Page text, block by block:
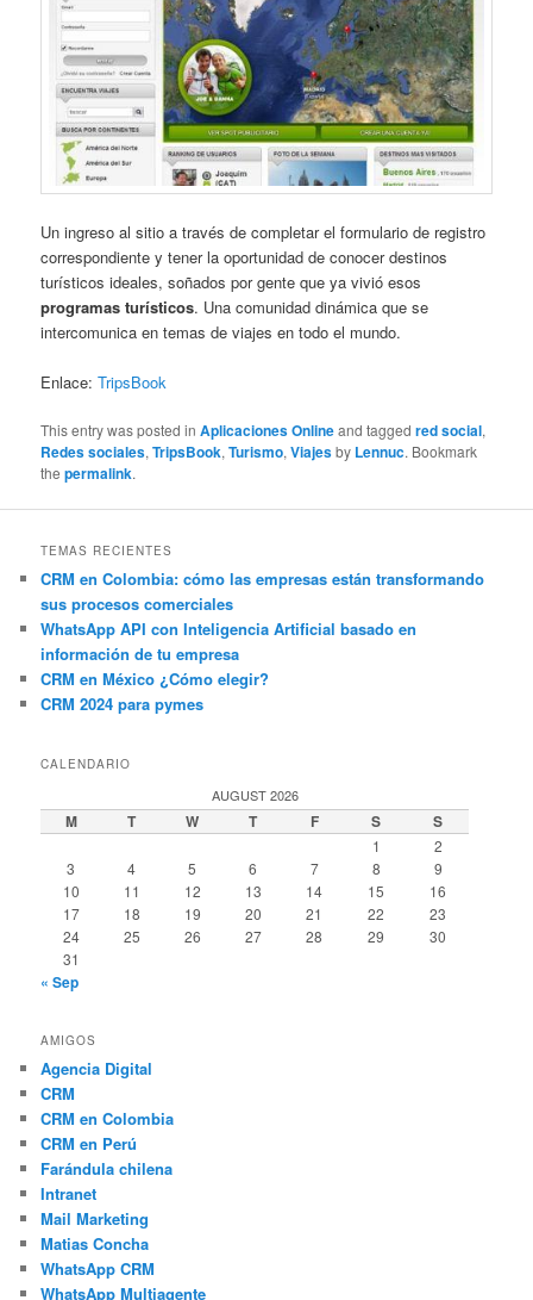
Un ingreso al sitio a través de completar el formulario de registro
correspondiente y tener la oportunidad de conocer destinos
turísticos ideales, soñados por gente que ya vivió esos
programas turísticos. Una comunidad dinámica que se
intercomunica en temas de viajes en todo el mundo.
Enlace:TripsBook
This entry was posted inAplicaciones Onlineand taggedred social,
Redes sociales,TripsBook,Turismo,Viajesby Lennuc. Bookmark
thepermalink.
TEMAS RECIENTES
CRM en Colombia: cómo las empresas están transformando
sus procesos comerciales
WhatsApp API con Inteligencia Artificial basado en
información de tu empresa
CRM en México ¿Cómo elegir?
CRM 2024 para pymes
CALENDARIO
AUGUST 2026
M T W T F S S
1
2
3
4 5 6 7 8
9
10
11 12 13 14 15
16
17
18 19 20 21 22
23
24
25 26 27 28 29
30
31
« Sep
AMIGOS
Agencia Digital
CRM
CRM en Colombia
CRM en Perú
Farándula chilena
Intranet
Mail Marketing
Matias Concha
WhatsApp CRM
WhatsApp Multiagente